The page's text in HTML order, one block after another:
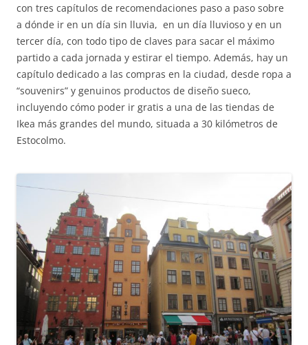
con tres capítulos de recomendaciones paso a paso sobre
a dónde ir en un día sin lluvia, en un día lluvioso y en un
tercer día, con todo tipo de claves para sacar el máximo
partido a cada jornada y estirar el tiempo. Además, hay un
capítulo dedicado a las compras en la ciudad, desde ropa a
“souvenirs” y genuinos productos de diseño sueco,
incluyendo cómo poder ir gratis a una de las tiendas de
Ikea más grandes del mundo, situada a 30 kilómetros de
Estocolmo.